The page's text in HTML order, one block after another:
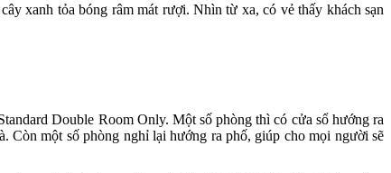
xanh tỏa bóng râm mát rượi. Nhìn từ xa, có vẻ thấy khách sạn
Double Room Only. Một số phòng thì có cửa sổ hướng ra
Còn một số phòng nghỉ lại hướng ra phố, giúp cho mọi người sẽ